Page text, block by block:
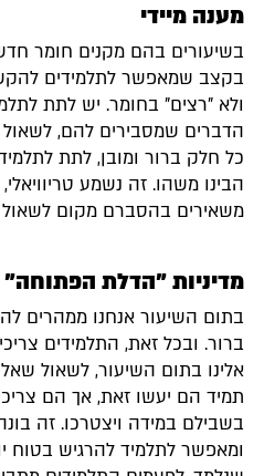
מענה מיידי
בשיעורים בהם מקנים חומר
בקצב שמאפשר לתלמידים
ולא "רצים" בחומר. יש לתת
הדברים שמסבירים להם, לשאול
כל חלק ברור ומובן, לתת
הבינו משהו. זה נשמע
משאירים בהסברם מקום
מדיניות "הדלת הפתוחה"
בתום השיעור אנחנו ממהרים
ברור. ובכל זאת, התלמידים
אלינו בתום השיעור, לשאול
תמיד הם יעשו זאת, אך הם
בשבילם במידה ויצטרכו. זה
ומאפשר לתלמיד להרגיש בטוח